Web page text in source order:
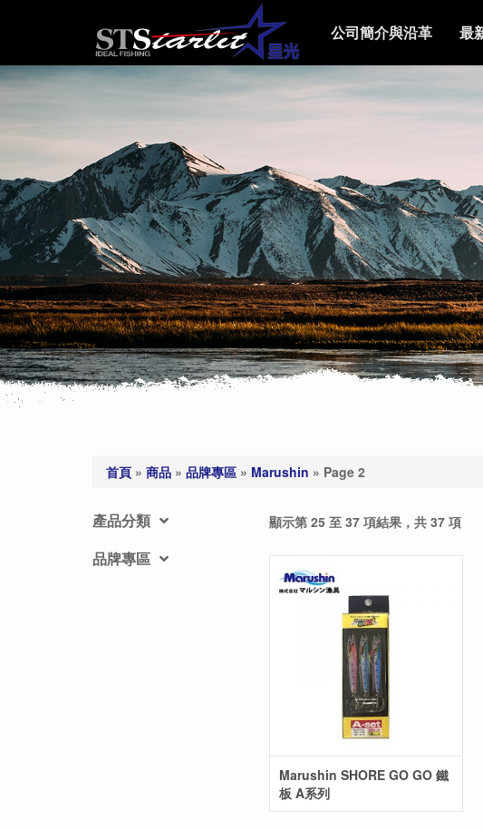
公司簡介與沿革 最
首頁 » 商品 » 品牌專區 » Marushin » Page 2
產品分類
品牌專區
顯示第 25 至 37 項結果，共 37 項
Marushin SHORE GO GO 鐵
板 A系列